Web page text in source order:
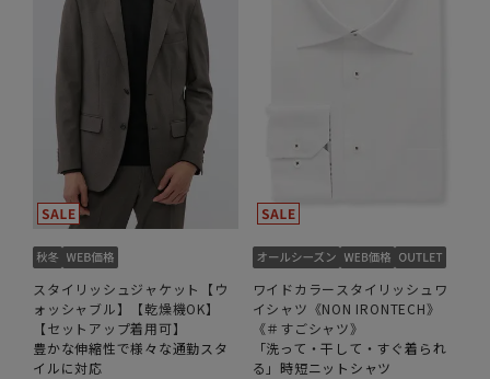
スタイリッシュジャケット【ウ
ォッシャブル】【乾燥機OK】
【セットアップ着用可】
豊かな伸縮性で様々な通勤スタ
イルに対応
ワイドカラースタイリッシュワ
イシャツ《NON IRONTECH》
《＃すごシャツ》
「洗って・干して・すぐ着られ
る」時短ニットシャツ